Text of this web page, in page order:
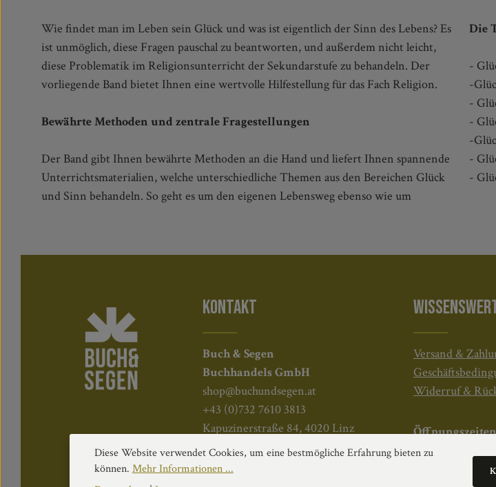
Wie findet man im Leben sein Glück und was ist eigentlich der Sinn des Lebens? Es
ist unmöglich, diese Fragen pauschal zu beantworten, und außerdem nicht leicht,
diese Problematik im Religionsunterricht der Sekundarstufe zu behandeln. Der
vorliegende Band bietet Ihnen eine wertvolle Hilfestellung für das Fach Religion.
Bewährte Methoden und zentrale Fragestellungen
Der Band gibt Ihnen bewährte Methoden an die Hand und liefert Ihnen spannende
Unterrichtsmaterialien, welche unterschiedliche Themen aus den Bereichen Glück
und Sinn behandeln. So geht es um den eigenen Lebensweg ebenso wie um
Die
-
-
-
-
-
-
-
KONTAKT
Buch & Segen
Buchhandels GmbH
shop@buchundsegen.at
+43 (0)732 7610 3813
Kapuzinerstraße 84, 4020 Linz
Versand &
Widerruf &
Mo–Do:
Fr: 08:30–12:30
Diese Website verwendet Cookies, um eine bestmögliche Erfahrung bieten zu
können. Mehr Informationen ...